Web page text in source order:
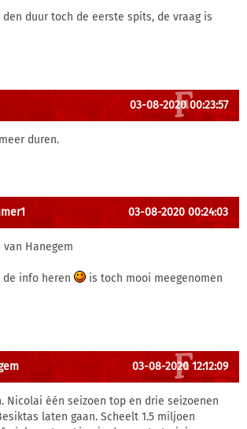
den duur toch de eerste spits, de vraag is
03-08-2020 00:23:57
duren.
03-08-2020 00:24:03
Hanegem
de info heren
is toch mooi meegenomen
03-08-2020 12:12:09
Nicolai één seizoen top en drie seizoenen
laten gaan. Scheelt 1.5 miljoen